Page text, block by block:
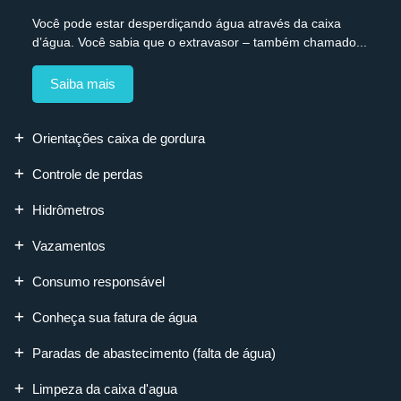
Você pode estar desperdiçando água através da caixa
d’água. Você sabia que o extravasor – também chamado...
Saiba mais
Orientações caixa de gordura
Controle de perdas
Hidrômetros
Vazamentos
Consumo responsável
Conheça sua fatura de água
Paradas de abastecimento (falta de água)
Limpeza da caixa d'agua